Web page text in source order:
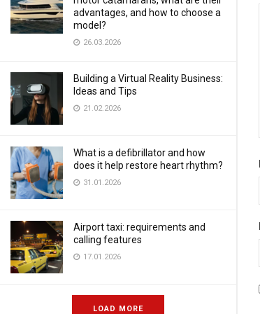
advantages, and how to choose a
model?
26.03.2026
Building a Virtual Reality Business:
Ideas and Tips
21.02.2026
What is a defibrillator and how
does it help restore heart rhythm?
31.01.2026
Airport taxi: requirements and
calling features
17.01.2026
LOAD MORE